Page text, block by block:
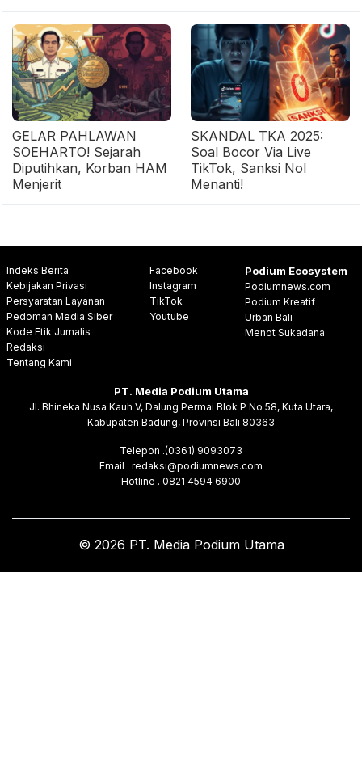
GELAR PAHLAWAN
SOEHARTO! Sejarah
Diputihkan, Korban HAM
Menjerit
SKANDAL TKA 2025:
Soal Bocor Via Live
TikTok, Sanksi Nol
Menanti!
Indeks Berita
Kebijakan Privasi
Persyaratan Layanan
Pedoman Media Siber
Kode Etik Jurnalis
Redaksi
Tentang Kami
Facebook
Instagram
TikTok
Youtube
Podium Ecosystem
Podiumnews.com
Podium Kreatif
Urban Bali
Menot Sukadana
PT. Media Podium Utama
Jl. Bhineka Nusa Kauh V, Dalung Permai Blok P No 58, Kuta Utara,
Kabupaten Badung, Provinsi Bali 80363
Telepon .(0361) 9093073
Email . redaksi@podiumnews.com
Hotline . 0821 4594 6900
© 2026 PT. Media Podium Utama